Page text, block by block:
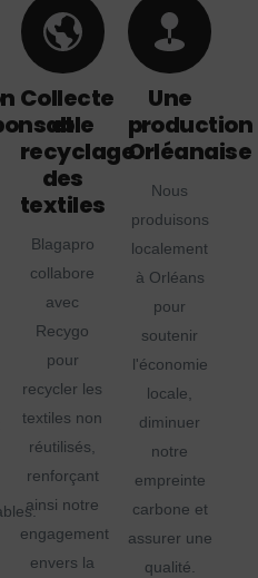
Collecte
et
recyclage
des
textiles
Blagapro
collabore
avec
Recygo
pour
recycler les
textiles non
réutilisés,
renforçant
ainsi notre
engagement
envers la
Une
production
Orléanaise
Nous
produisons
localement
à Orléans
pour
soutenir
l'économie
locale,
diminuer
notre
empreinte
carbone et
assurer une
qualité.